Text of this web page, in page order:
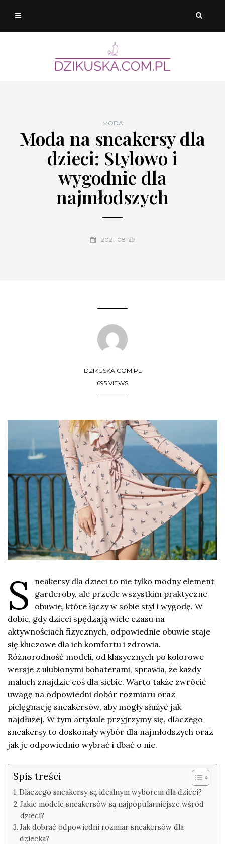
MODA
Moda na sneakersy dla
dzieci: Stylowo i
wygodnie dla
najmłodszych
2021-08-29
DZIKUSKA.COM.PL
695 VIEWS
S
neakersy dla dzieci to nie tylko modny element
garderoby, ale przede wszystkim praktyczne
obuwie, które łączy w sobie styl i wygodę. W
dobie, gdy dzieci spędzają wiele czasu na
aktywnościach fizycznych, odpowiednie obuwie staje
się kluczowe dla ich komfortu i zdrowia.
Różnorodność modeli, od klasycznych po kolorowe
wersje z ulubionymi bohaterami, sprawia, że każdy
maluch znajdzie coś dla siebie. Warto także zwrócić
uwagę na odpowiedni dobór rozmiaru oraz
pielęgnację sneakersów, aby mogły służyć jak
najdłużej. W tym artykule przyjrzymy się, dlaczego
sneakersy to doskonały wybór dla najmłodszych oraz
jak je odpowiednio wybrać i dbać o nie.
Spis treści
Dlaczego sneakersy są idealnym wyborem dla dzieci?
Jakie modele sneakersów są najpopularniejsze wśród
dzieci?
Jak dobrać odpowiedni rozmiar sneakersów dla
dziecka?